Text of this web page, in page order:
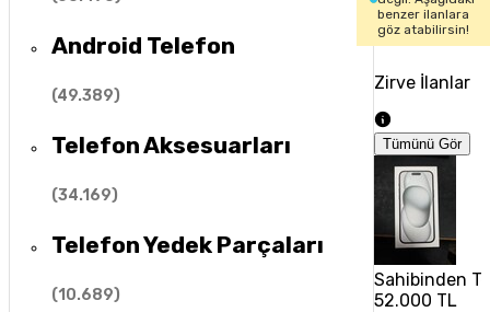
Android Telefon
(49.389)
Telefon Aksesuarları
(34.169)
Telefon Yedek Parçaları
(10.689)
benzer ilanlara
göz atabilirsin!
Zirve İlanlar
Tümünü Gör
Sahibinden
52.000 TL